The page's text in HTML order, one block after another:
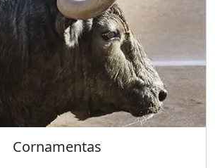
Cornamentas